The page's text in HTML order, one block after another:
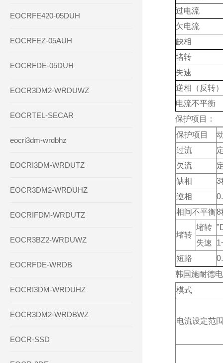
EOCRFE420-05DUH
EOCRFEZ-05AUH
EOCRFDE-05DUH
EOCR3DM2-WRDUWZ
EOCRTEL-SECAR
eocri3dm-wrdbhz
EOCRI3DM-WRDUTZ
EOCR3DM2-WRDUHZ
EOCRIFDM-WRDUTZ
EOCR3BZ2-WRDUWZ
EOCRFDE-WRDB
EOCRI3DM-WRDUHZ
EOCR3DM2-WRDBWZ
EOCR-SSD
过电流
欠电流
缺相
堵转
失速
逆相（反转）
电流不平衡
保护项目：
保护项目
过流
欠流
缺相
3
逆相
相间不平衡8
堵转
堵转
失速
短路
韩国施耐德
模式
电流设定范